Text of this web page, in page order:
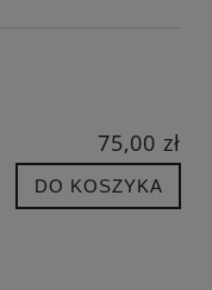
75,00 zł
DO KOSZYKA